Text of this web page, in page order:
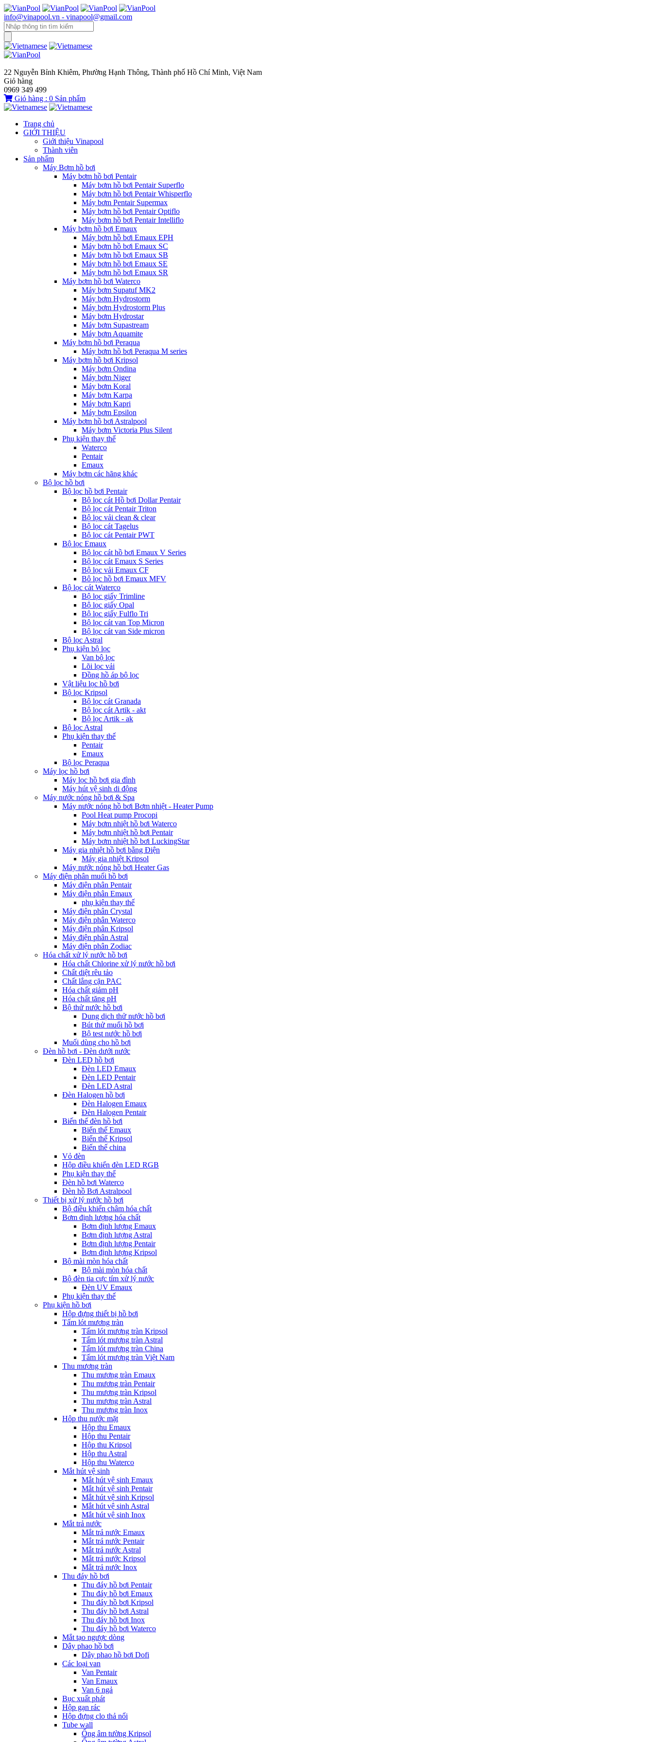
info@vinapool.vn - vinapool@gmail.com
22 Nguyễn Bỉnh Khiêm, Phường Hạnh Thông, Thành phố Hồ Chí Minh, Việt Nam
Giỏ hàng
0969 349 499
Giỏ hàng : 0 Sản phẩm
Trang chủ
GIỚI THIỆU
Giới thiệu Vinapool
Thành viên
Sản phẩm
Máy Bơm hồ bơi
Máy bơm hồ bơi Pentair
Máy bơm hồ bơi Pentair Superflo
Máy bơm hồ bơi Pentair Whisperflo
Máy bơm Pentair Supermax
Máy bơm hồ bơi Pentair Optiflo
Máy bơm hồ bơi Pentair Intelliflo
Máy bơm hồ bơi Emaux
Máy bơm hồ bơi Emaux EPH
Máy bơm hồ bơi Emaux SC
Máy bơm hồ bơi Emaux SB
Máy bơm hồ bơi Emaux SE
Máy bơm hồ bơi Emaux SR
Máy bơm hồ bơi Waterco
Máy bơm Supatuf MK2
Máy bơm Hydrostorm
Máy bơm Hydrostorm Plus
Máy bơm Hydrostar
Máy bơm Supastream
Máy bơm Aquamite
Máy bơm hồ bơi Peraqua
Máy bơm hồ bơi Peraqua M series
Máy bơm hồ bơi Kripsol
Máy bơm Ondina
Máy bơm Niger
Máy bơm Koral
Máy bơm Karpa
Máy bơm Kapri
Máy bơm Epsilon
Máy bơm hồ bơi Astralpool
Máy bơm Victoria Plus Silent
Phụ kiện thay thế
Waterco
Pentair
Emaux
Máy bơm các hãng khác
Bộ lọc hồ bơi
Bộ lọc hồ bơi Pentair
Bộ lọc cát Hồ bơi Dollar Pentair
Bộ lọc cát Pentair Triton
Bộ lọc vải clean & clear
Bộ lọc cát Tagelus
Bộ lọc cát Pentair PWT
Bộ lọc Emaux
Bộ lọc cát hồ bơi Emaux V Series
Bộ lọc cát Emaux S Series
Bộ lọc vải Emaux CF
Bô lọc hồ bơi Emaux MFV
Bộ lọc cát Waterco
Bộ lọc giấy Trimline
Bộ lọc giấy Opal
Bộ lọc giấy Fulflo Tri
Bộ lọc cát van Top Micron
Bộ lọc cát van Side micron
Bộ lọc Astral
Phụ kiện bộ lọc
Van bộ lọc
Lõi lọc vải
Đồng hồ áp bộ lọc
Vật liệu lọc hồ bơi
Bộ lọc Kripsol
Bộ lọc cát Granada
Bộ lọc cát Artik - akt
Bộ lọc Artik - ak
Bộ lọc Astral
Phụ kiện thay thế
Pentair
Emaux
Bộ lọc Peraqua
Máy lọc hồ bơi
Máy lọc hồ bơi gia đình
Máy hút vệ sinh di động
Máy nước nóng hồ bơi & Spa
Máy nước nóng hồ bơi Bơm nhiệt - Heater Pump
Pool Heat pump Procopi
Máy bơm nhiệt hồ bơi Waterco
Máy bơm nhiệt hồ bơi Pentair
Máy bơm nhiệt hồ bơi LuckingStar
Máy gia nhiệt hồ bơi bằng Điện
Máy gia nhiệt Kripsol
Máy nước nóng hồ bơi Heater Gas
Máy điện phân muối hồ bơi
Máy điện phân Pentair
Máy điện phân Emaux
phụ kiện thay thế
Máy điện phân Crystal
Máy điện phân Waterco
Máy điện phân Kripsol
Máy điện phân Astral
Máy điện phân Zodiac
Hóa chất xử lý nước hồ bơi
Hóa chất Chlorine xử lý nước hồ bơi
Chất diệt rêu tảo
Chất lắng cặn PAC
Hóa chất giảm pH
Hóa chất tăng pH
Bộ thử nước hồ bơi
Dung dịch thử nước hồ bơi
Bút thử muối hồ bơi
Bộ test nước hồ bơi
Muối dùng cho hồ bơi
Đèn hồ bơi - Đèn dưới nước
Đèn LED hồ bơi
Đèn LED Emaux
Đèn LED Pentair
Đèn LED Astral
Đèn Halogen hồ bơi
Đèn Halogen Emaux
Đèn Halogen Pentair
Biến thế đèn hồ bơi
Biến thế Emaux
Biến thế Kripsol
Biến thế china
Vỏ đèn
Hộp điều khiển đèn LED RGB
Phụ kiện thay thế
Đèn hồ bơi Waterco
Đèn hồ Bơi Astralpool
Thiết bị xử lý nước hồ bơi
Bộ điều khiển châm hóa chất
Bơm định lượng hóa chất
Bơm định lượng Emaux
Bơm định lượng Astral
Bơm định lượng Pentair
Bơm định lượng Kripsol
Bộ mài mòn hóa chất
Bộ mài mòn hóa chất
Bộ đèn tia cực tím xử lý nước
Đèn UV Emaux
Phụ kiện thay thế
Phụ kiện hồ bơi
Hộp đựng thiết bị hồ bơi
Tấm lót mương tràn
Tấm lót mương tràn Kripsol
Tấm lót mương tràn Astral
Tấm lót mương tràn China
Tấm lót mương tràn Việt Nam
Thu mương tràn
Thu mương tràn Emaux
Thu mương tràn Pentair
Thu mương tràn Kripsol
Thu mương tràn Astral
Thu mương tràn Inox
Hôp thu nước mặt
Hộp thu Emaux
Hộp thu Pentair
Hộp thu Kripsol
Hộp thu Astral
Hộp thu Waterco
Mắt hút vệ sinh
Mắt hút vệ sinh Emaux
Mắt hút vệ sinh Pentair
Mắt hút vệ sinh Kripsol
Mắt hút vệ sinh Astral
Mắt hút vệ sinh Inox
Mắt trả nước
Mắt trả nước Emaux
Mắt trả nước Pentair
Mắt trả nước Astral
Mắt trả nước Kripsol
Mắt trả nước Inox
Thu đáy hồ bơi
Thu đáy hồ bơi Pentair
Thu đáy hồ bơi Emaux
Thu đáy hồ bơi Kripsol
Thu đáy hồ bơi Astral
Thu đáy hồ bơi Inox
Thu đáy hồ bơi Waterco
Mắt tạo ngược dòng
Dây phao hồ bơi
Dây phao hồ bơi Dofi
Các loại van
Van Pentair
Van Emaux
Van 6 ngả
Bục xuất phát
Hộp gạn rác
Hộp đựng clo thả nổi
Tube wall
Ống âm tường Kripsol